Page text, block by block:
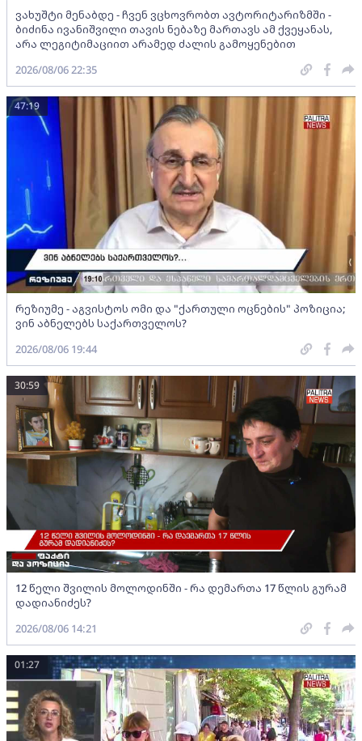
ვახუშტი მენაბდე - ჩვენ ვცხოვრობთ ავტორიტარიზმში -
ბიძინა ივანიშვილი თავის ნებაზე მართავს ამ ქვეყანას,
არა ლეგიტიმაციით არამედ ძალის გამოყენებით
2026/08/06 22:35
რეზიუმე - აგვისტოს ომი და "ქართული ოცნების" პოზიცია;
ვინ აბნელებს საქართველოს?
47:19
2026/08/06 19:44
12 წელი შვილის მოლოდინში - რა დემართა 17 წლის გურამ
დადიანიძეს?
30:59
2026/08/06 14:21
01:27